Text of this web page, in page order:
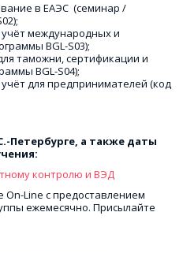
в ЕАЭС  (семинар /
учёт международных и
BGL-S03);
таможни, сертификации и
BGL-S04);
для предпринимателей (код
Петербурге, а также даты
контролю и ВЭД
On-Line c предоставлением
ежемесячно. Присылайте